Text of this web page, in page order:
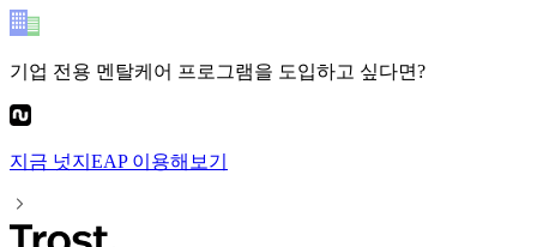
기업 전용 멘탈케어 프로그램을 도입하고 싶다면?
지금 넛지EAP이용해보기